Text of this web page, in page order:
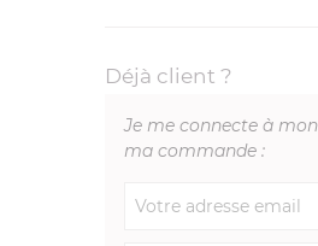
Déjà client ?
Je me connecte à
ma commande :